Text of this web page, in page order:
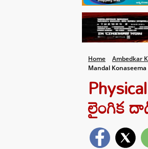
Home Ambedkar
Mandal
లైంగిక